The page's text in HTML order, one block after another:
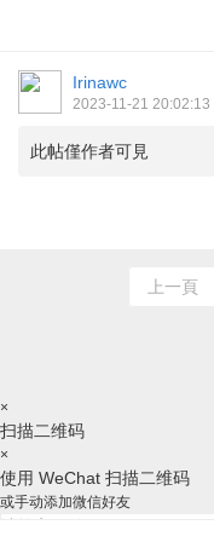
Irinawc
2023-11-21 20:02:13
此帖僅作者可見
上一頁
×
扫描二维码
×
使用 WeChat 扫描二维码
或手动添加微信好友